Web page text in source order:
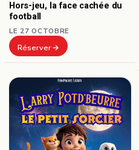
Hors-jeu, la face cachée du
football
LE 27 OCTOBRE
Réserver